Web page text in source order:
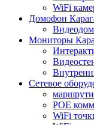
WiFi
Домофон
Мониторы
Сетевое
POE
WiFi